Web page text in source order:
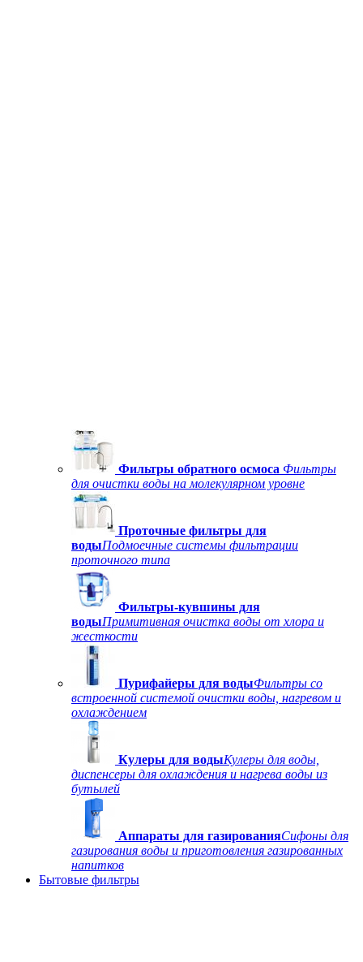
Фильтры обратного осмоса Фильтры
для очистки воды на молекулярном уровне
Проточные фильтры для
водыПодмоечные системы фильтрации
проточного типа
Фильтры-кувшины для
водыПримитивная очистка воды от хлора и
жесткости
Пурифайеры для водыФильтры со
встроенной системой очистки воды, нагревом и
охлаждением
Кулеры для водыКулеры для воды,
диспенсеры для охлаждения и нагрева воды из
бутылей
Аппараты для газированияСифоны для
газирования воды и приготовления газированных
напитков
Бытовые фильтры